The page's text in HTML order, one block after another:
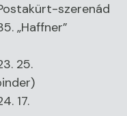
szerenád
„Haffner”
25.
17.